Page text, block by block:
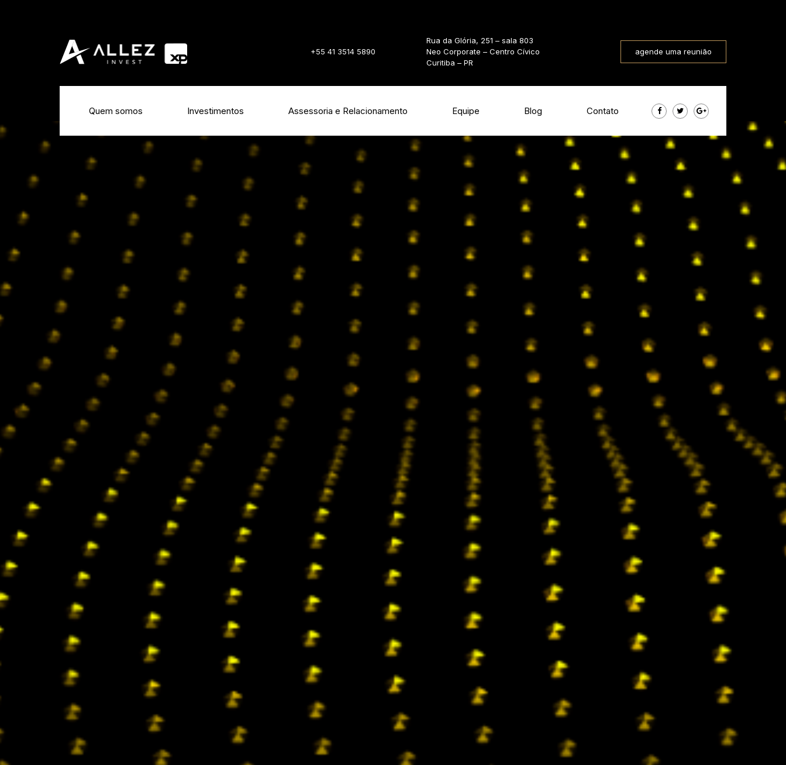
+55 41 3514 5890
Rua da Glória, 251 – sala 803
Neo Corporate – Centro Cívico
Curitiba – PR
agende uma reunião
Quem somos Investimentos Assessoria e Relacionamento Equipe Blog Contato